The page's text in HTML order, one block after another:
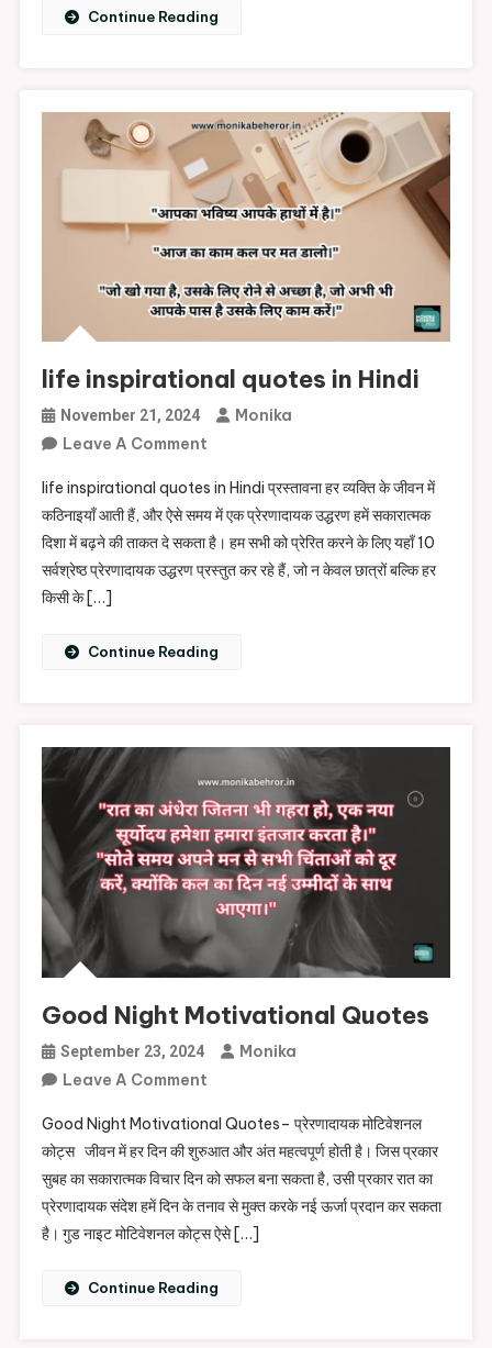
Continue Reading
life inspirational quotes in Hindi
November 21, 2024
Monika
Leave A CommentOn
Inspirational
Quotes
In
Hindi
life inspirational quotes in Hindi प्रस्तावना हर व्यक्ति के जीवन में
कठिनाइयाँ आती हैं, और ऐसे समय में एक प्रेरणादायक उद्धरण हमें सकारात्मक
दिशा में बढ़ने की ताकत दे सकता है। हम सभी को प्रेरित करने के लिए यहाँ 10
सर्वश्रेष्ठ प्रेरणादायक उद्धरण प्रस्तुत कर रहे हैं, जो न केवल छात्रों बल्कि हर
किसी के […]
Continue Reading
Good Night Motivational Quotes
September 23, 2024
Monika
Leave A CommentOn
Night
Motivational
Quotes
Good Night Motivational Quotes– प्रेरणादायक मोटिवेशनल
कोट्स जीवन में हर दिन की शुरुआत और अंत महत्वपूर्ण होती है। जिस प्रकार
सुबह का सकारात्मक विचार दिन को सफल बना सकता है, उसी प्रकार रात का
प्रेरणादायक संदेश हमें दिन के तनाव से मुक्त करके नई ऊर्जा प्रदान कर सकता
है। गुड नाइट मोटिवेशनल कोट्स ऐसे […]
Continue Reading